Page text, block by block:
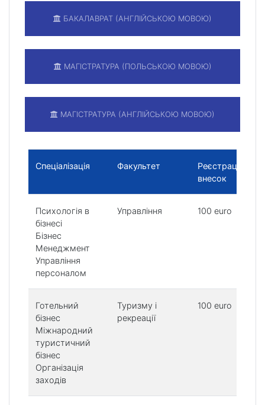
БАКАЛАВРАТ (АНГЛІЙСЬКОЮ МОВОЮ)
МАГІСТРАТУРА (ПОЛЬСЬКОЮ МОВОЮ)
МАГІСТРАТУРА (АНГЛІЙСЬКОЮ МОВОЮ)
Спеціалізація Факультет
Реєстраційний
внесок
Психологія в
бізнесі
Бізнес
Менеджмент
Управління
персоналом
Управління 100 euro
Готельний
бізнес
Міжнародний
туристичний
бізнес
Організація
заходів
Туризму і
рекреації
100 euro